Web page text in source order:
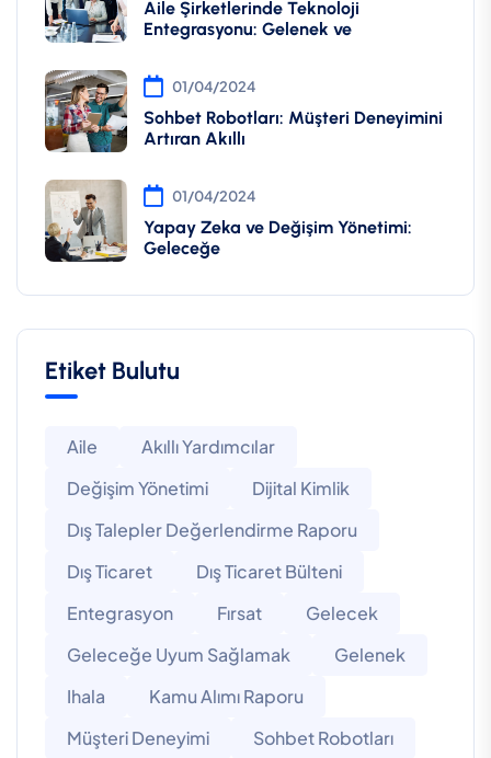
Aile Şirketlerinde Teknoloji
Entegrasyonu: Gelenek ve
01/04/2024
Sohbet Robotları: Müşteri Deneyimini
Artıran Akıllı
01/04/2024
Yapay Zeka ve Değişim Yönetimi:
Geleceğe
Etiket Bulutu
Aile
Akıllı Yardımcılar
Değişim Yönetimi
Dijital Kimlik
Dış Talepler Değerlendirme Raporu
Dış Ticaret
Dış Ticaret Bülteni
Entegrasyon
Fırsat
Gelecek
Geleceğe Uyum Sağlamak
Gelenek
Ihala
Kamu Alımı Raporu
Müşteri Deneyimi
Sohbet Robotları